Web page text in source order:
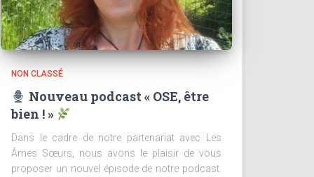
NON CLASSÉ
Nouveau podcast « OSE, être
bien ! »
Dans le cadre de notre partenariat avec Les
Âmes Sœurs, nous avons le plaisir de vous
proposer un nouvel épisode de notre podcast.